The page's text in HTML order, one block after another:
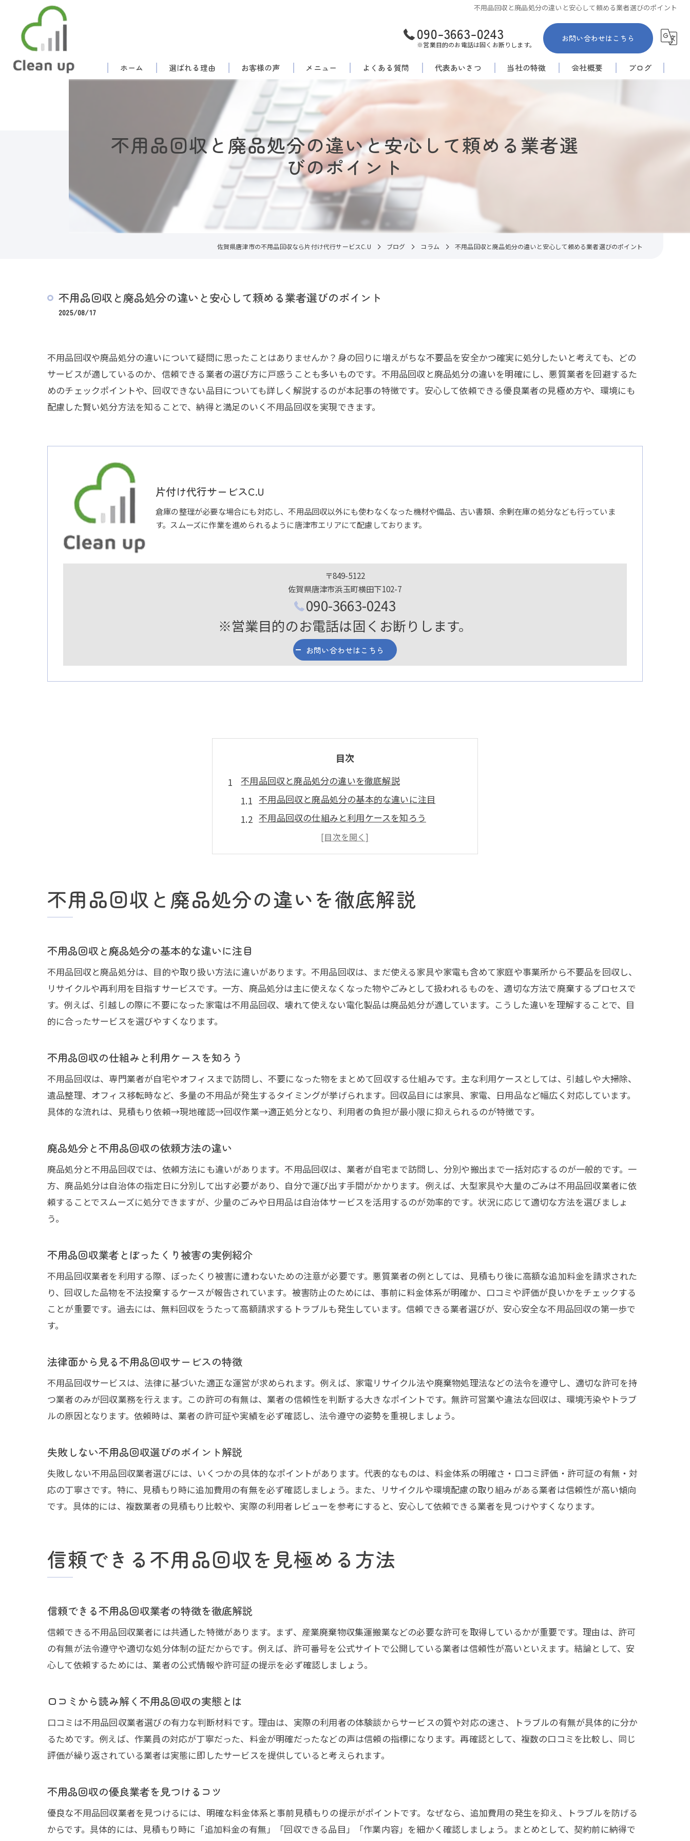
不用品回収と廃品処分の違いと安心して頼める業者選びのポイント
090-3663-0243
※営業目的のお電話は固くお断りします。
お問い合わせはこちら
ホーム 選ばれる理由 お客様の声 メニュー よくある質問 代表あいさつ 当社の特徴
倉庫
会社概要 ブログ
不用品回収と廃品処分の違いと安心して頼める業者選
びのポイント
佐賀県唐津市の不用品回収なら片付け代行サービスC.U ブログ コラム 不用品回収と廃品処分の違いと安心して頼める業者選びのポイント
不用品回収と廃品処分の違いと安心して頼める業者選びのポイント
2025/08/17
不用品回収や廃品処分の違いについて疑問に思ったことはありませんか？身の回りに増えがちな不要品を安全かつ確実に処分したいと考えても、どの
サービスが適しているのか、信頼できる業者の選び方に戸惑うことも多いものです。不用品回収と廃品処分の違いを明確にし、悪質業者を回避するた
めのチェックポイントや、回収できない品目についても詳しく解説するのが本記事の特徴です。安心して依頼できる優良業者の見極め方や、環境にも
配慮した賢い処分方法を知ることで、納得と満足のいく不用品回収を実現できます。
片付け代行サービスC.U
倉庫の整理が必要な場合にも対応し、不用品回収以外にも使わなくなった機材や備品、古い書類、余剰在庫の処分なども行っていま
す。スムーズに作業を進められるように唐津市エリアにて配慮しております。
〒849-5122
佐賀県唐津市浜玉町横田下102-7
090-3663-0243
※営業目的のお電話は固くお断りします。
お問い合わせはこちら
目次
不用品回収と廃品処分の違いを徹底解説
不用品回収と廃品処分の基本的な違いに注目
不用品回収の仕組みと利用ケースを知ろう
廃品処分と不用品回収の依頼方法の違い
不用品回収業者とぼったくり被害の実例紹介
失敗しない不用品回収選びのポイント解説
信頼できる不用品回収を見極める方法
不用品回収の優良業者を見つけるコツ
不用品回収ランキングの活用法と注意点
ぼったくり回避に役立つ不用品回収の選び方
不用品回収でのトラブル事例と対策方法
見極めたい違法な不用品回収業者の特徴
不用品回収のぼったくり被害を防ぐ方法
無料回収に潜むリスクと賢い対策
不用品回収の無料サービスに注意すべき理由
無料の不用品回収で追加料金が発生するケース
安全な不用品回収のための無料回収対策
回収できない不用品の具体例と事前確認
不用品回収で引き取れない品目を把握しよう
不用品回収で断られるケースと対応策
信頼できる不用品回収業者への事前相談の大切さ
リユースを活用した不用品回収のすすめ
不用品回収でできる賢い資源循環の始め方
口コミから学ぶ安心の不用品回収業者選び
信頼できる不用品回収業者選びの体験談紹介
口コミとランキングから学ぶ不用品回収の選び方
口コミで評価の高い不用品回収業者の特徴
納得できる不用品回収の進め方とコツ
安心して依頼できる不用品回収業者の選び方
不用品回収で得られる心地よい生活空間
不用品回収と廃品処分の違いを徹底解説
不用品回収と廃品処分の基本的な違いに注目
不用品回収と廃品処分は、目的や取り扱い方法に違いがあります。不用品回収は、まだ使える家具や家電も含めて家庭や事業所から不要品を回収し、
リサイクルや再利用を目指すサービスです。一方、廃品処分は主に使えなくなった物やごみとして扱われるものを、適切な方法で廃棄するプロセスで
す。例えば、引越しの際に不要になった家電は不用品回収、壊れて使えない電化製品は廃品処分が適しています。こうした違いを理解することで、目
的に合ったサービスを選びやすくなります。
不用品回収の仕組みと利用ケースを知ろう
不用品回収は、専門業者が自宅やオフィスまで訪問し、不要になった物をまとめて回収する仕組みです。主な利用ケースとしては、引越しや大掃除、
遺品整理、オフィス移転時など、多量の不用品が発生するタイミングが挙げられます。回収品目には家具、家電、日用品など幅広く対応しています。
具体的な流れは、見積もり依頼→現地確認→回収作業→適正処分となり、利用者の負担が最小限に抑えられるのが特徴です。
廃品処分と不用品回収の依頼方法の違い
廃品処分と不用品回収では、依頼方法にも違いがあります。不用品回収は、業者が自宅まで訪問し、分別や搬出まで一括対応するのが一般的です。一
方、廃品処分は自治体の指定日に分別して出す必要があり、自分で運び出す手間がかかります。例えば、大型家具や大量のごみは不用品回収業者に依
頼することでスムーズに処分できますが、少量のごみや日用品は自治体サービスを活用するのが効率的です。状況に応じて適切な方法を選びましょ
う。
不用品回収業者とぼったくり被害の実例紹介
不用品回収業者を利用する際、ぼったくり被害に遭わないための注意が必要です。悪質業者の例としては、見積もり後に高額な追加料金を請求された
り、回収した品物を不法投棄するケースが報告されています。被害防止のためには、事前に料金体系が明確か、口コミや評価が良いかをチェックする
ことが重要です。過去には、無料回収をうたって高額請求するトラブルも発生しています。信頼できる業者選びが、安心安全な不用品回収の第一歩で
す。
法律面から見る不用品回収サービスの特徴
不用品回収サービスは、法律に基づいた適正な運営が求められます。例えば、家電リサイクル法や廃棄物処理法などの法令を遵守し、適切な許可を持
つ業者のみが回収業務を行えます。この許可の有無は、業者の信頼性を判断する大きなポイントです。無許可営業や違法な回収は、環境汚染やトラブ
ルの原因となります。依頼時は、業者の許可証や実績を必ず確認し、法令遵守の姿勢を重視しましょう。
失敗しない不用品回収選びのポイント解説
失敗しない不用品回収業者選びには、いくつかの具体的なポイントがあります。代表的なものは、料金体系の明確さ・口コミ評価・許可証の有無・対
応の丁寧さです。特に、見積もり時に追加費用の有無を必ず確認しましょう。また、リサイクルや環境配慮の取り組みがある業者は信頼性が高い傾向
です。具体的には、複数業者の見積もり比較や、実際の利用者レビューを参考にすると、安心して依頼できる業者を見つけやすくなります。
信頼できる不用品回収を見極める方法
信頼できる不用品回収業者の特徴を徹底解説
信頼できる不用品回収業者には共通した特徴があります。まず、産業廃棄物収集運搬業などの必要な許可を取得しているかが重要です。理由は、許可
の有無が法令遵守や適切な処分体制の証だからです。例えば、許可番号を公式サイトで公開している業者は信頼性が高いといえます。結論として、安
心して依頼するためには、業者の公式情報や許可証の提示を必ず確認しましょう。
口コミから読み解く不用品回収の実態とは
口コミは不用品回収業者選びの有力な判断材料です。理由は、実際の利用者の体験談からサービスの質や対応の速さ、トラブルの有無が具体的に分か
るためです。例えば、作業員の対応が丁寧だった、料金が明確だったなどの声は信頼の指標になります。再確認として、複数の口コミを比較し、同じ
評価が繰り返されている業者は実態に即したサービスを提供していると考えられます。
不用品回収の優良業者を見つけるコツ
優良な不用品回収業者を見つけるには、明確な料金体系と事前見積もりの提示がポイントです。なぜなら、追加費用の発生を抑え、トラブルを防げる
からです。具体的には、見積もり時に「追加料金の有無」「回収できる品目」「作業内容」を細かく確認しましょう。まとめとして、契約前に納得で